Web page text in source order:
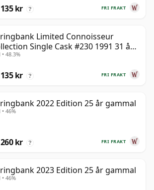
FRI FRAKT
kr ?
Limited Connoisseur
Single Cask #230 1991 31 år
• 48.3%
FRI FRAKT
kr ?
2022 Edition 25 år gammal
• 46%
FRI FRAKT
kr ?
2023 Edition 25 år gammal
• 46%